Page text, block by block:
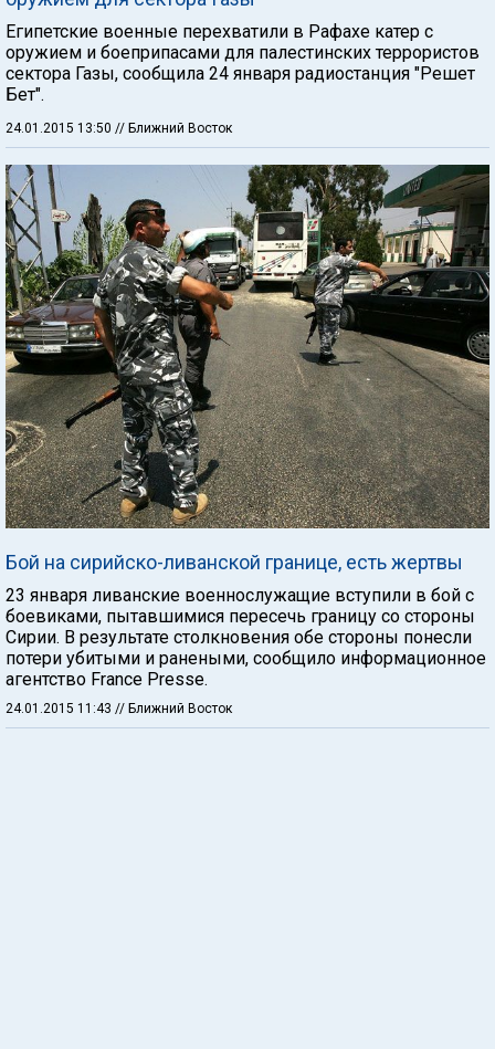
Египетские военные перехватили в Рафахе катер с
оружием и боеприпасами для палестинских террористов
сектора Газы, сообщила 24 января радиостанция "Решет
Бет".
24.01.2015 13:50 // Ближний Восток
Бой на сирийско-ливанской границе, есть жертвы
23 января ливанские военнослужащие вступили в бой с
боевиками, пытавшимися пересечь границу со стороны
Сирии. В результате столкновения обе стороны понесли
потери убитыми и ранеными, сообщило информационное
агентство France Presse.
24.01.2015 11:43 // Ближний Восток